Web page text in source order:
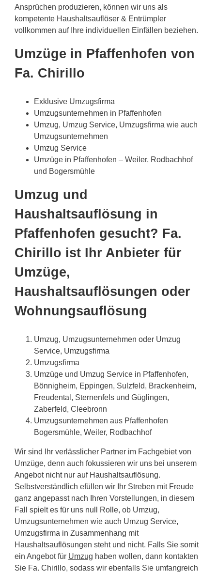
Ansprüchen produzieren, können wir uns als
kompetente Haushaltsauflöser & Entrümpler
vollkommen auf Ihre individuellen Einfällen beziehen.
Umzüge in Pfaffenhofen von
Fa. Chirillo
Exklusive Umzugsfirma
Umzugsunternehmen in Pfaffenhofen
Umzug, Umzug Service, Umzugsfirma wie auch
Umzugsunternehmen
Umzug Service
Umzüge in Pfaffenhofen – Weiler, Rodbachhof
und Bogersmühle
Umzug und
Haushaltsauflösung in
Pfaffenhofen gesucht? Fa.
Chirillo ist Ihr Anbieter für
Umzüge,
Haushaltsauflösungen oder
Wohnungsauflösung
Umzug, Umzugsunternehmen oder Umzug
Service, Umzugsfirma
Umzugsfirma
Umzüge und Umzug Service in Pfaffenhofen,
Bönnigheim, Eppingen, Sulzfeld, Brackenheim,
Freudental, Sternenfels und Güglingen,
Zaberfeld, Cleebronn
Umzugsunternehmen aus Pfaffenhofen
Bogersmühle, Weiler, Rodbachhof
Wir sind Ihr verlässlicher Partner im Fachgebiet von
Umzüge, denn auch fokussieren wir uns bei unserem
Angebot nicht nur auf Haushaltsauflösung.
Selbstverständlich efüllen wir Ihr Streben mit Freude
ganz angepasst nach Ihren Vorstellungen, in diesem
Fall spielt es für uns null Rolle, ob Umzug,
Umzugsunternehmen wie auch Umzug Service,
Umzugsfirma in Zusammenhang mit
Haushaltsauflösungen steht und nicht. Falls Sie somit
ein Angebot für Umzug haben wollen, dann kontakten
Sie Fa. Chirillo, sodass wir ebenfalls Sie umfangreich